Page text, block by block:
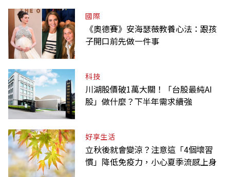
國際
《奧德賽》安海瑟薇教養心法：跟孩
子開口前先做一件事
科技
川湖股價破1萬大關！「台股最純AI
股」做什麼？下半年需求續強
好享生活
立秋後就會變涼？注意這「4個壞習
慣」降低免疫力，小心夏季流感上身